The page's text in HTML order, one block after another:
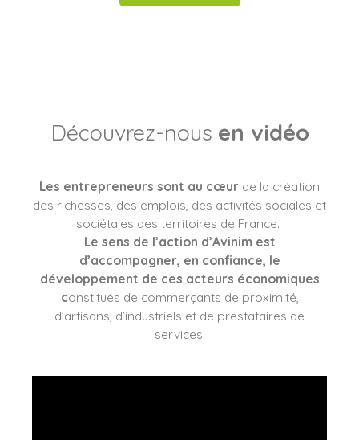
Découvrez-nous en vidéo
Les entrepreneurs sont au cœur de la création
des richesses, des emplois, des activités sociales et
sociétales des territoires de France.
Le sens de l’action d’Avinim est
d’accompagner, en confiance, le
développement de ces acteurs économiques
constitués de commerçants de proximité,
d’artisans, d’industriels et de prestataires de
services.